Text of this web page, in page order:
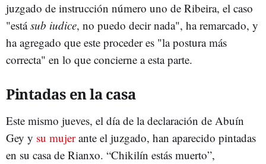
juzgado de instrucción número uno de Ribeira, el caso
"estásub iudice, no puedo decir nada", ha remarcado, y
ha agregado que este proceder es "la postura más
correcta" en lo que concierne a esta parte.
Pintadas en la casa
Este mismo jueves, el día de la declaración de Abuín
Gey y su mujerante el juzgado, han aparecido pintadas
en su casa de Rianxo. “Chikilín estás muerto”,